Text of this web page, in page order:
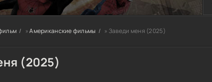
»Американские фильмы » Заведи меня (2025)
(2025)